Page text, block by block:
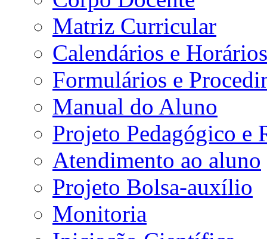
Matriz Curricular
Calendários e Horários
Formulários e
Manual do Aluno
Projeto Pedagógico e
Atendimento ao aluno
Projeto Bolsa-auxílio
Monitoria